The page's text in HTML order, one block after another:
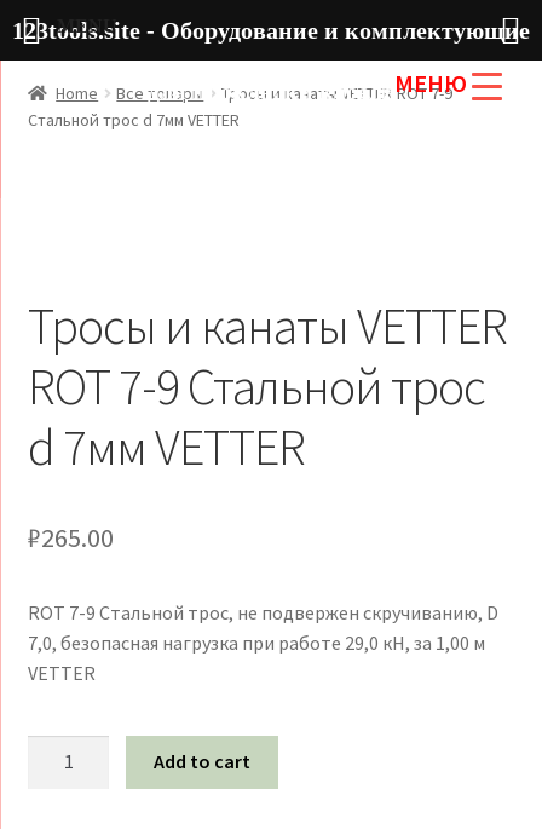
МЕНЮ
Home Все товары
Тросы и канаты VETTER ROT 7-9
Стальной трос d 7мм VETTER
Тросы и канаты VETTER
ROT 7-9 Стальной трос
d 7мм VETTER
₽265.00
ROT 7-9 Стальной трос, не подвержен скручиванию, D
7,0, безопасная нагрузка при работе 29,0 кН, за 1,00 м
VETTER
Add to cart
MENU
123tools.site - Оборудование и комплектующие
для прокладки кабеля